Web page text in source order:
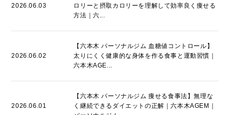
2026.06.03
ロリーと摂取カロリーを理解して効率良く痩せる
方法｜六...
2026.06.02
【六本木 パーソナルジム 血糖値コントロール】
太りにくく健康的な身体を作る食事と運動習慣｜
六本木AGE...
2026.06.01
【六本木 パーソナルジム 痩せる食事法】無理な
く継続できるダイエットの正解｜六本木AGEM｜